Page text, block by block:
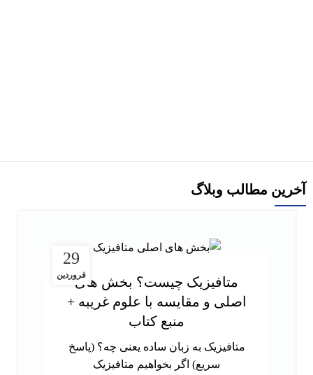
آخرین مطالب وبلاگ
29
فروردینمتافیزیک چیست؟ بخش های
اصلی و مقایسه با علوم غریبه +
منبع کتاب
متافیزیک به زبان ساده یعنی چه؟ (پاسخ
سریع) اگر بخواهیم متافیزیک